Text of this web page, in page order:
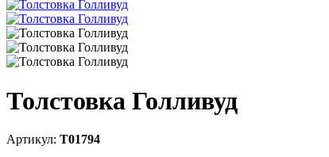
Толстовка Голливуд
Артикул: Т01794